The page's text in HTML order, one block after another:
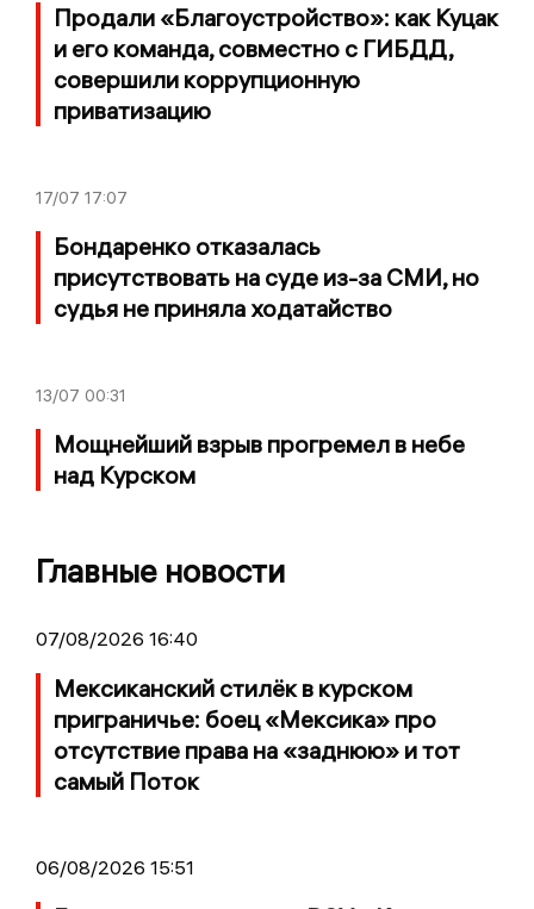
Продали «Благоустройство»: как Куцак
и его команда, совместно с ГИБДД,
совершили коррупционную
приватизацию
17/07 17:07
Бондаренко отказалась
присутствовать на суде из-за СМИ, но
судья не приняла ходатайство
13/07 00:31
Мощнейший взрыв прогремел в небе
над Курском
Главные новости
07/08/2026 16:40
Мексиканский стилёк в курском
приграничье: боец «Мексика» про
отсутствие права на «заднюю» и тот
самый Поток
06/08/2026 15:51